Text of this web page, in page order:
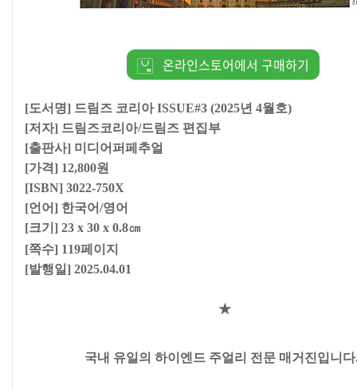
온라인스토어에서 구매하기
[도서명] 드림즈 코리아 ISSUE#3 (2025년 4월호)
[저자] 드림즈코리아/드림즈 편집부
[출판사] 미디어퍼페추얼
[가격] 12,800원
[ISBN] 3022-750X
[언어] 한국어/영어
[크기] 23 x 30 x 0.8㎝
[쪽수] 119페이지
[발행일] 2025.04.01
★
국내 유일의 하이엔드 주얼리 전문 매거진입니다